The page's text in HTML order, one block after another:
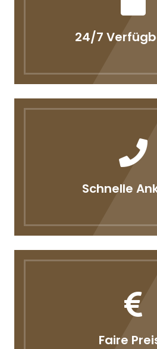
24/7
Schnelle
Faire